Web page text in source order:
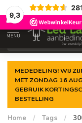
9,3
Gegarandeerde de
MENU
MEDEDELING! WIJ
MET ZONDAG 16
GEBRUIK
BESTELLING
Home / Tags /